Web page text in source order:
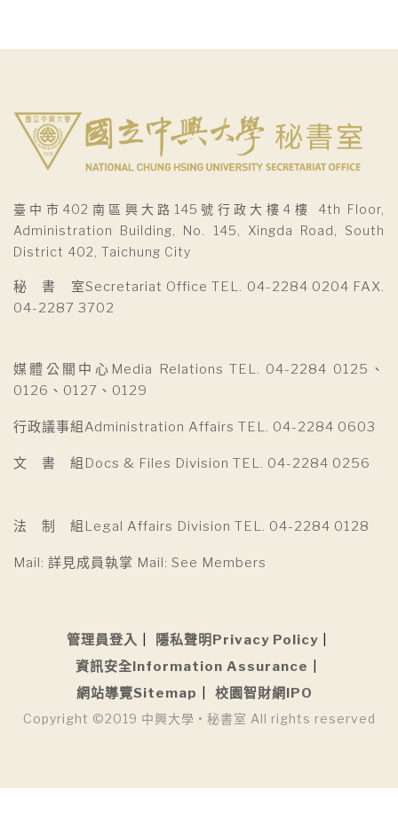
臺中市402南區興大路145號行政大樓4樓 4th Floor,
Administration Building, No. 145, Xingda Road, South
District 402, Taichung City
秘 書 室Secretariat Office TEL. 04-2284 0204 FAX.
04-2287 3702
媒體公關中心Media Relations TEL. 04-2284 0125、
0126、0127、0129
行政議事組Administration Affairs TEL. 04-2284 0603
文 書 組Docs & Files Division TEL. 04-2284 0256
法 制 組Legal Affairs Division TEL. 04-2284 0128
Mail: 詳見成員執掌 Mail: See Members
管理員登入
隱私聲明Privacy Policy
資訊安全Information Assurance
網站導覽Sitemap
校園智財網IPO
Copyright ©2019 中興大學 • 秘書室 All rights reserved